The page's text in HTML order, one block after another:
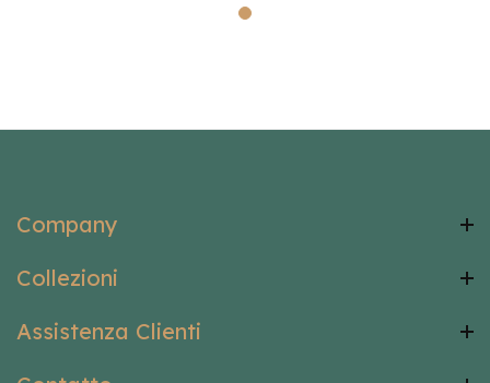
Company
Collezioni
Assistenza Clienti